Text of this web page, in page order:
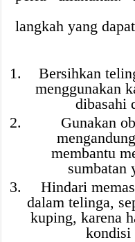
langkah yang
Bersihkan
menggunakan
dibasahi
Gunakan
membantu
sumbatan
Hindari
dalam telinga,
kuping, karena
kondisi